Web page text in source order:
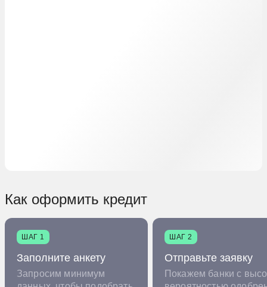
Как оформить кредит
ШАГ 1
Заполните анкету
Запросим минимум
ШАГ 2
Отправьте заявку
Покажем банки с